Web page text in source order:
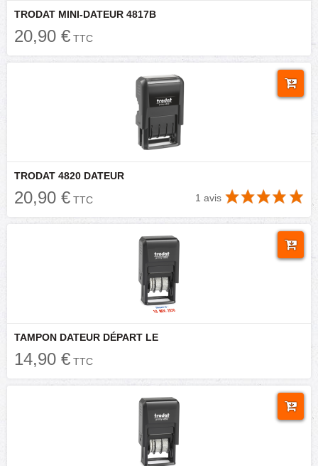
TRODAT MINI-DATEUR 4817B
20,90 € TTC
TRODAT 4820 DATEUR
20,90 € TTC 1 avis
TAMPON DATEUR DÉPART LE
14,90 € TTC